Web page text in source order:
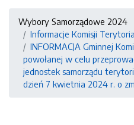
Wybory Samorządowe 2024
Informacje Komisji
INFORMACJA Gminnej
powołanej w celu
jednostek samorządu
dzień 7 kwietnia 2024 r. o